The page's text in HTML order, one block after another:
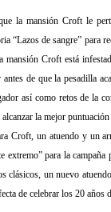
la mansión Croft le
“Lazos de sangre” para
Croft está
de que la pesadilla
así como retos de la
la mejor
Croft, un atuendo y un
para la campaña
clásicos, un nuevo
de celebrar los 20 años